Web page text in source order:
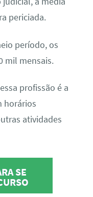
periciada.
período, os
mil mensais.
profissão é a
horários
atividades
SE